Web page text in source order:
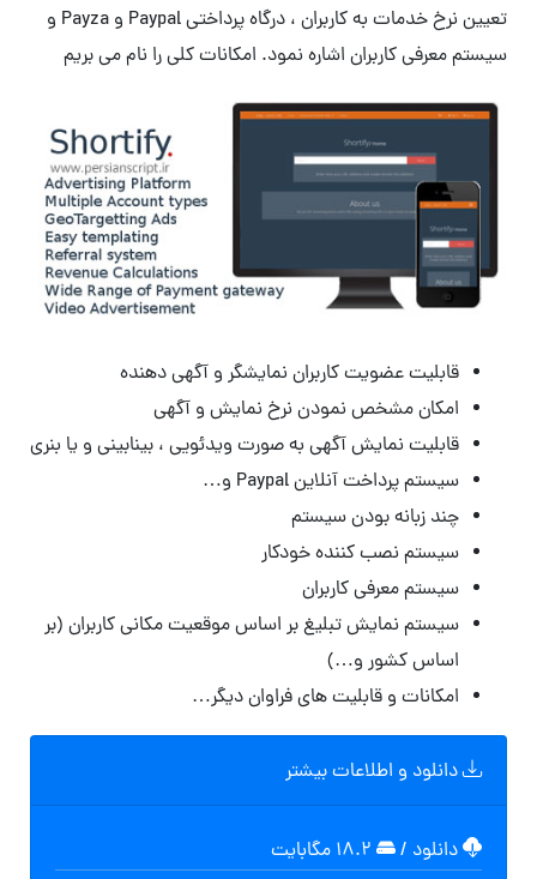
تعیین نرخ خدمات به کاربران ، درگاه پرداختی Paypal و Payza و
سیستم معرفی کاربران اشاره نمود. امکانات کلی را نام می بریم
قابلیت عضویت کاربران نمایشگر و آگهی دهنده
امکان مشخص نمودن نرخ نمایش و آگهی
قابلیت نمایش آگهی به صورت ویدئویی ، بینابینی و یا بنری
سیستم پرداخت آنلاین Paypal و…
چند زبانه بودن سیستم
سیستم نصب کننده خودکار
سیستم معرفی کاربران
سیستم نمایش تبلیغ بر اساس موقعیت مکانی کاربران (بر
اساس کشور و…)
امکانات و قابلیت های فراوان دیگر…
دانلود و اطلاعات بیشتر
دانلود /